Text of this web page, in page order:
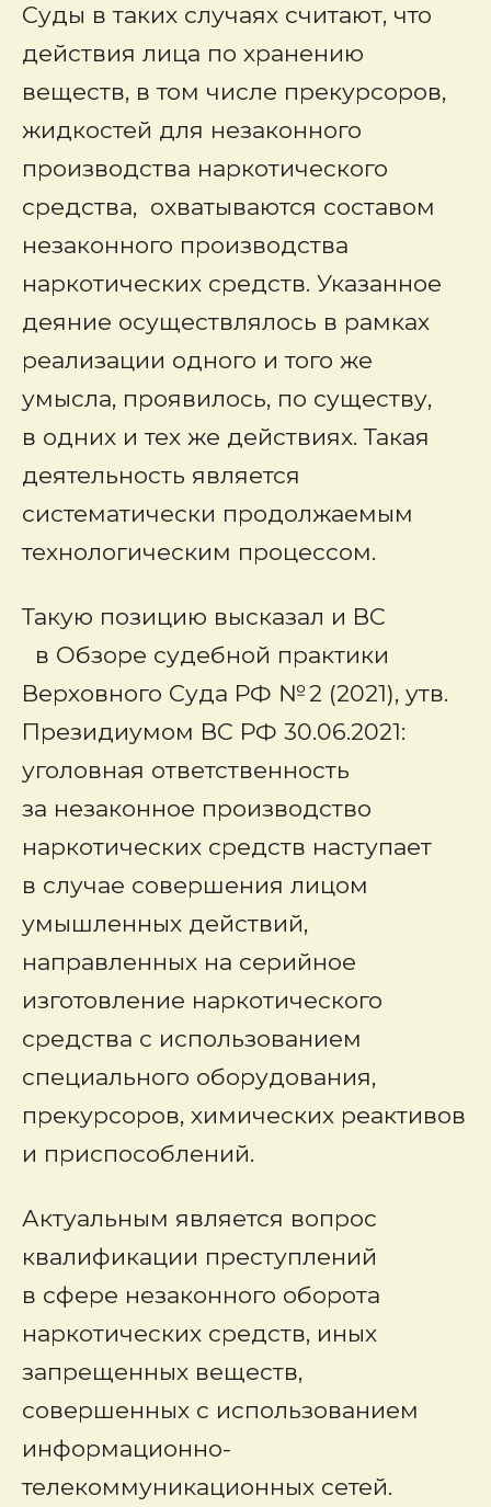
Суды в таких случаях считают, что
действия лица по хранению
веществ, в том числе прекурсоров,
жидкостей для незаконного
производства наркотического
средства, охватываются составом
незаконного производства
наркотических средств. Указанное
деяние осуществлялось в рамках
реализации одного и того же
умысла, проявилось, по существу,
в одних и тех же действиях. Такая
деятельность является
систематически продолжаемым
технологическим процессом.
Такую позицию высказал и ВС
в Обзоре судебной практики
Верховного Суда РФ № 2 (2021), утв.
Президиумом ВС РФ 30.06.2021:
уголовная ответственность
за незаконное производство
наркотических средств наступает
в случае совершения лицом
умышленных действий,
направленных на серийное
изготовление наркотического
средства с использованием
специального оборудования,
прекурсоров, химических реактивов
и приспособлений.
Актуальным является вопрос
квалификации преступлений
в сфере незаконного оборота
наркотических средств, иных
запрещенных веществ,
совершенных с использованием
информационно-
телекоммуникационных сетей.